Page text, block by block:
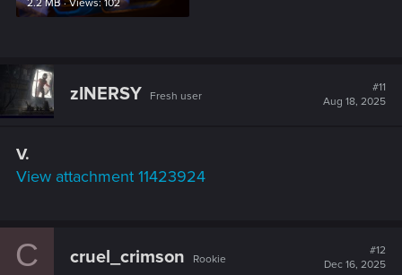
2.2 MB · Views: 102
zINERSY Fresh user
#11
Aug 18, 2025
V.
View attachment 11423924
C cruel_crimson Rookie
#12
Dec 16, 2025